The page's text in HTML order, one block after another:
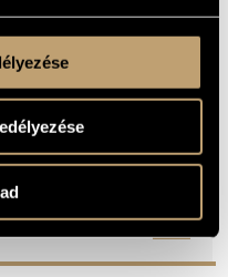
1500HUF
ISBN9786158060127
2016